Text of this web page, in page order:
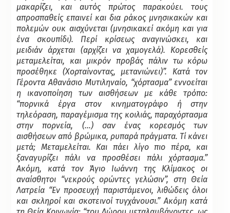
μακαρίζει, και αυτός πρώτος παρακούει. τους
απροσπαθείς επαινεί και δια ράκος μνησικακών και
πολεμών ουκ αισχύνεται (μνησικακεί ακόμη και για
ένα σκουπίδι). Περί κρίσεως αναγινώσκει, και
μειδιάν άρχεται (αρχίζει να χαμογελά). Κορεσθείς
μεταμελείται, και μικρόν προβάς πάλιν τω κόρω
προσέθηκε (Χορταίνοντας, μετανιώνει)”. Κατά τον
Γέροντα Αθανάσιο Μυτιληναίο, “χόρτασμα” εννοείται
η ικανοποίηση των αισθήσεων με κάθε τρόπο:
“πορνικά έργα στον κινηματογράφο ή στην
τηλεόραση, παραγέμισμα της κοιλιάς, παραχόρτασμα
στην πορνεία, (…) σαν ένας κορεσμός των
αισθήσεων από βρώμικα, ρυπαρά πράγματα. Τί κάνει
μετά; Μεταμελείται. Και πάει λίγο πιο πέρα, και
ξαναγυρίζει πάλι να προσθέσει πάλι χόρτασμα.”
Ακόμη, κατά τον Άγιο Ιωάννη της Κλίμακος οι
αναίσθητοι “νεκρούς ορώντες γελώσιν”, στη Θεία
Λατρεία “Εν προσευχή παριστάμενοι, λιθώδεις όλοι
και σκληροί και σκοτεινοί τυγχάνουσι.” Ακόμη κατά